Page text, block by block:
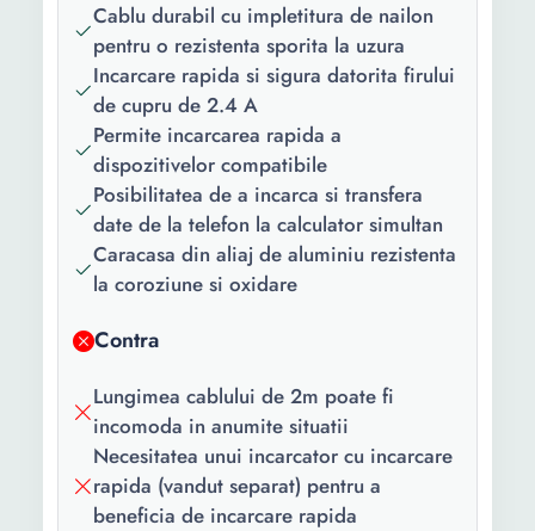
compatibil:
Cablu durabil cu impletitura de nailon
pentru o rezistenta sporita la uzura
Incarcare rapida si sigura datorita firului
de cupru de 2.4 A
Permite incarcarea rapida a
dispozitivelor compatibile
Posibilitatea de a incarca si transfera
date de la telefon la calculator simultan
Caracasa din aliaj de aluminiu rezistenta
la coroziune si oxidare
Contra
Lungimea cablului de 2m poate fi
incomoda in anumite situatii
Necesitatea unui incarcator cu incarcare
rapida (vandut separat) pentru a
beneficia de incarcare rapida